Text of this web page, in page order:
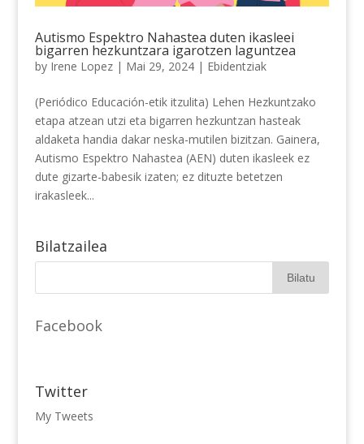
Autismo Espektro Nahastea duten ikasleei
bigarren hezkuntzara igarotzen laguntzea
by Irene Lopez| Mai 29, 2024| Ebidentziak
(Periódico Educación-etik itzulita) Lehen Hezkuntzako
etapa atzean utzi eta bigarren hezkuntzan hasteak
aldaketa handia dakar neska-mutilen bizitzan. Gainera,
Autismo Espektro Nahastea (AEN) duten ikasleek ez
dute gizarte-babesik izaten; ez dituzte betetzen
irakasleek...
Bilatzailea
Facebook
Twitter
My Tweets